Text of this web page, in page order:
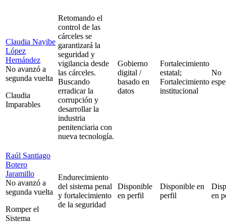
Claudia Nayibe
López
Hernández
No avanzó a
segunda vuelta
Claudia
Imparables
Retomando el
control de las
cárceles se
garantizará la
seguridad y
vigilancia desde
las cárceles.
Buscando
erradicar la
corrupción y
desarrollar la
industria
penitenciaria con
nueva tecnología.
Gobierno
digital /
basado en
datos
Fortalecimiento
estatal;
Fortalecimiento
institucional
No
Raúl Santiago
Botero
Jaramillo
No avanzó a
segunda vuelta
Romper el
Sistema
Endurecimiento
del sistema penal
y fortalecimiento
de la seguridad
Disponible
en perfil
Disponible en
perfil
en